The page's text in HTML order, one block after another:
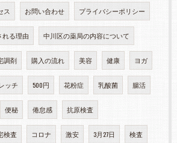
ス お問い合わせ プライバシーポリシー
る理由 中川区の薬局の内容について
調剤 購入の流れ 美容 健康 ヨガ
ッチ 500円 花粉症 乳酸菌 腸活
便秘 倦怠感 抗原検査
検査 コロナ 激安 3月27日 検査